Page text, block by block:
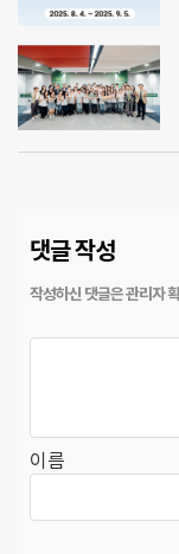
댓글 작성
이름